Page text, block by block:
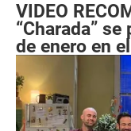
VIDEO
“Charada”
de enero en